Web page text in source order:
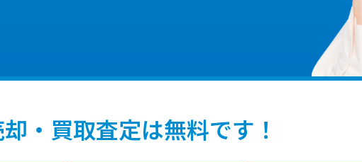
・買取査定は無料です！